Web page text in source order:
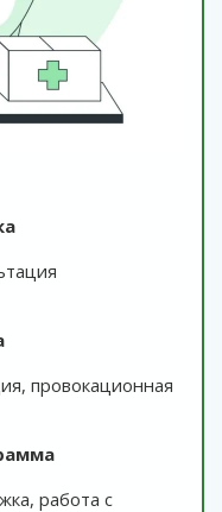
провокационная
работа с